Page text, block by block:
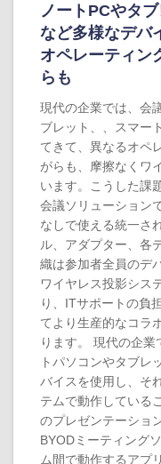
ノートPCやタ
など多様なデバ
オペレーティン
らも
現代の企業では、会
ブレット、、スマー
てきて、異なるオペ
がらも、摩擦なくワ
います。こうした課
会議ソリューション
なしで使える統一さ
ル、アダプター、各
織は参加者全員のデ
ワイヤレス投影シス
り、ITサポートの負
てより生産的なコラ
ります。 現代の企
トパソコンやタブレ
バイスを使用し、そ
テムで動作している
のプレゼンテーショ
BYODミーティング
ム間で動作するアプ